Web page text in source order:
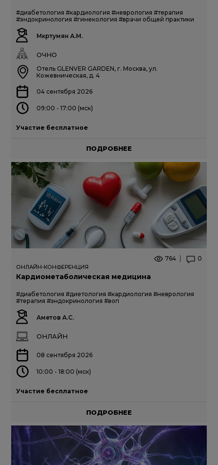
#диабетология #кардиология #неврология #терапия
#эндокринология #гинекология #врачи общей практики
Мкртумян А.М.
ОЧНО
Отель GLENVER GARDEN, г. Москва, ул.
Кожевническая, д. 4
04 сентября 2026
09:00 - 17:00 (мск)
Участие бесплатное
ПОДРОБНЕЕ
764 0
ОНЛАЙН-КОНФЕРЕНЦИЯ
Кардиометаболическая медицина
#диабетология #диетология #кардиология #неврология
#терапия #эндокринология #воп
Аметов А.С.
ОНЛАЙН
08 сентября 2026
10:00 - 18:00 (мск)
Участие бесплатное
ПОДРОБНЕЕ